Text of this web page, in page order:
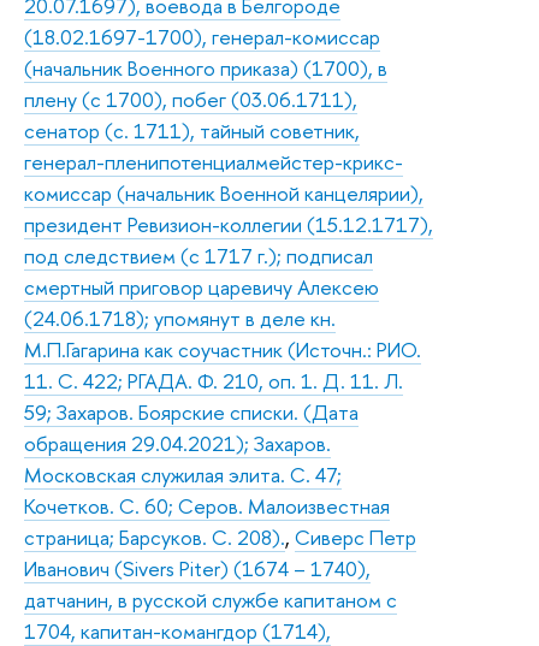
(18.02.1697-1700), генерал-комиссар
(начальник Военного приказа) (1700), в
плену (с 1700), побег (03.06.1711),
сенатор (с. 1711), тайный советник,
генерал-пленипотенциалмейстер-крикс-
комиссар (начальник Военной канцелярии),
президент Ревизион-коллегии (15.12.1717),
под следствием (с 1717 г.); подписал
смертный приговор царевичу Алексею
(24.06.1718); упомянут в деле кн.
М.П.Гагарина как соучастник (Источн.: РИО.
11. С. 422; РГАДА. Ф. 210, оп. 1. Д. 11. Л.
59; Захаров. Боярские списки. (Дата
обращения 29.04.2021); Захаров.
Московская служилая элита. С. 47;
Кочетков. С. 60; Серов. Малоизвестная
страница; Барсуков. С. 208)., Сиверс Петр
Иванович (Sivers Piter) (1674 – 1740),
датчанин, в русской службе капитаном с
1704, капитан-комангдор (1714),